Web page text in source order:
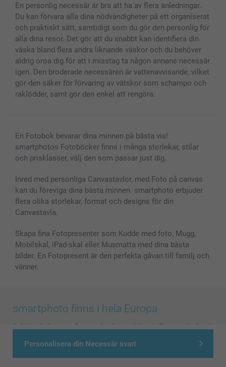
Personalisera din Necessär svart
Fotoalmanackor & Fotoagenda
Fotoramar & Tillbehör
Presentkort
Alla fotoprodukter
Investor Relations
Status på beställningar
En personlig necessär är bra att ha av flera anledningar.
Du kan förvara alla dina nödvändigheter på ett organiserat
och praktiskt sätt, samtidigt som du gör den personlig för
alla dina resor. Det gör att du snabbt kan identifiera din
väska bland flera andra liknande väskor och du behöver
aldrig oroa dig för att i misstag ta någon annans necessär
igen. Den broderade necessären är vattenavvisande, vilket
gör den säker för förvaring av vätskor som schampo och
raklödder, samt gör den enkel att rengöra.
En Fotobok bevarar dina minnen på bästa vis!
smartphotos Fotoböcker finns i många storlekar, stilar
och prisklasser, välj den som passar just dig.
Inred med personliga Canvastavlor, med Foto på canvas
kan du föreviga dina bästa minnen. smartphoto erbjuder
flera olika storlekar, format och designs för din
Canvastavla.
Skapa fina Fotopresenter som Kudde med foto, Mugg,
Mobilskal, iPad-skal eller Musmatta med dina bästa
bilder. En Fotopresent är den perfekta gåvan till familj och
vänner.
smartphoto finns i hela Europa
België Belgique Danmark Deutschland France
Ireland
Nederland - Norge Österreich Schweiz